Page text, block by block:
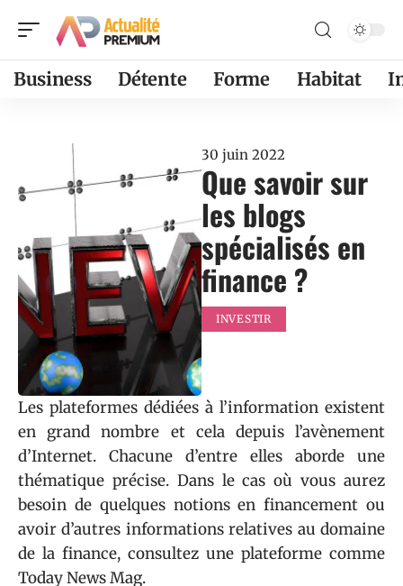
Business Détente Forme Habitat
30 juin 2022
Que savoir sur
les blogs
spécialisés en
finance ?
INVESTIR
Les plateformes dédiées à l’information existent
en grand nombre et cela depuis l’avènement
d’Internet. Chacune d’entre elles aborde une
thématique précise. Dans le cas où vous aurez
besoin de quelques notions en financement ou
avoir d’autres informations relatives au domaine
de la finance, consultez une plateforme comme
Today News Mag.